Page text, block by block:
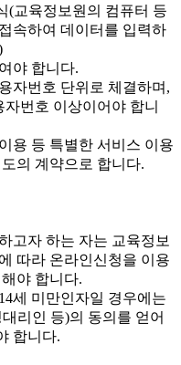
(교육정보원의 컴퓨터 등
속하여 데이터를 입력하
야 합니다.
자번호 단위로 체결하며,
번호 이상이어야 합니
용 등 특별한 서비스 이용
의 계약으로 합니다.
고자 하는 자는 교육정보
따라 온라인신청을 이용
야 합니다.
세 미만인자일 경우에는
리인 등)의 동의를 얻어
합니다.